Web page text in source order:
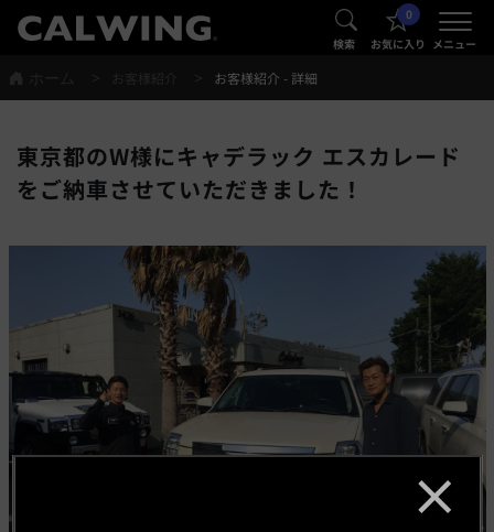
® 検索
0
お気に入り メニュー
®
お客様紹介 - 詳細
東京都のW様にキャデラック エスカレード
をご納車させていただきました！